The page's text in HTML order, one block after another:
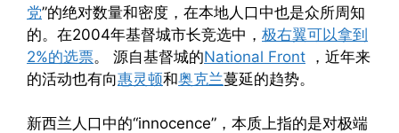
党”的绝对数量和密度，在本地人口中也是众所周知
的。在2004年基督城市长竞选中， 极右翼可以拿到
2%的选票。 源自基督城的National Front ，近年来
的活动也有向惠灵顿和奥克兰蔓延的趋势。
新西兰人口中的“innocence”，本质上指的是对极端